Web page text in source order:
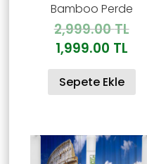
Bamboo Perde
2,999.00TL
1,999.00 TLŞu
Sepete Ekle